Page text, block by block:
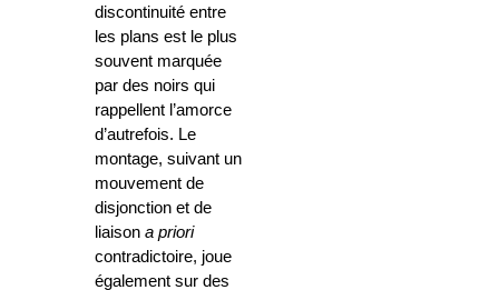
discontinuité entre
les plans est le plus
souvent marquée
par des noirs qui
rappellent l’amorce
d’autrefois. Le
montage, suivant un
mouvement de
disjonction et de
liaison a priori
contradictoire, joue
également sur des